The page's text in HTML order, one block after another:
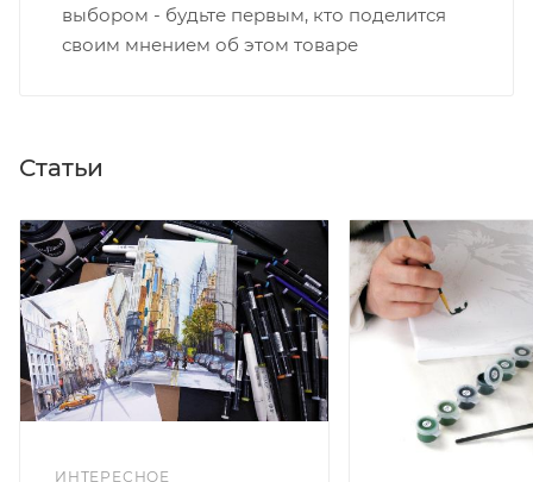
выбором - будьте первым, кто поделится
своим мнением об этом товаре
Статьи
ИНТЕРЕСНОЕ